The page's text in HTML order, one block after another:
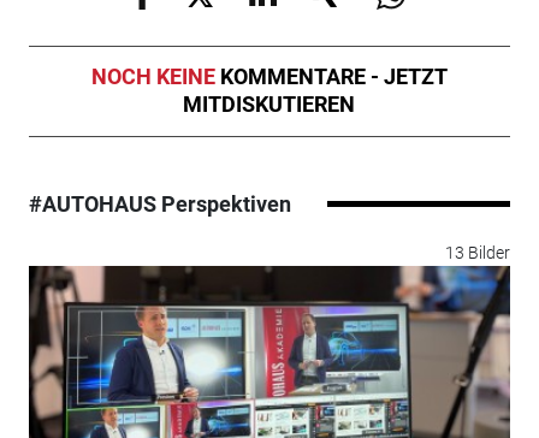
NOCH KEINE KOMMENTARE - JETZT
MITDISKUTIEREN
#AUTOHAUS Perspektiven
13 Bilder